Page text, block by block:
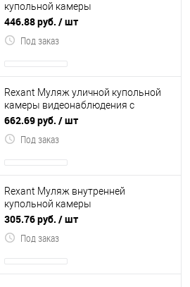
купольной камеры
видеонаблюдения белого цвета с
446.88 руб. / шт
Под заказ
Rexant Муляж уличной купольной
камеры видеонаблюдения с
мигающим красным светодиодом
662.69 руб. / шт
Под заказ
Rexant Муляж внутренней
купольной камеры
видеонаблюдения с вращающимся
305.76 руб. / шт
Под заказ